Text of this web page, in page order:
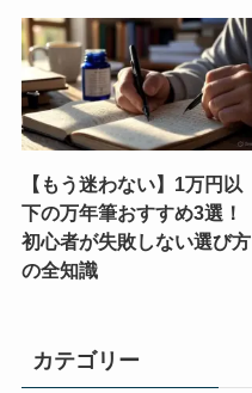
【もう迷わない】1万円以
下の万年筆おすすめ3選！
初心者が失敗しない選び方
の全知識
カテゴリー